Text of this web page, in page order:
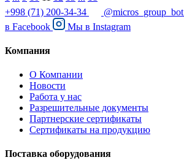
+998 (71) 200-34-34
@micros_group_bot
в Facebook Мы в Instagram
Компания
О Компании
Новости
Работа у нас
Разрешительные документы
Партнерские сертификаты
Сертификаты на продукцию
Поставка оборудования